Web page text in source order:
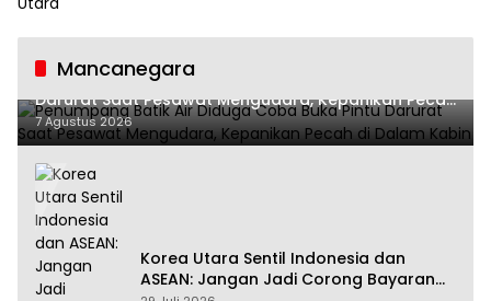
Mancanegara
Penumpang Batik Air Diduga Coba Buka Pintu
Darurat Saat Pesawat Mengudara, Kepanikan Pecah
di Dalam Kabin
7 Agustus 2026
Korea Utara Sentil Indonesia dan
ASEAN: Jangan Jadi Corong Bayaran